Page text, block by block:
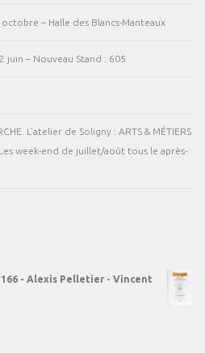
– Halle des Blancs-Manteaux
juin – Nouveau Stand : 605
L’atelier de Soligny : ARTS & MÉTIERS
Les week-end de juillet/août tous le après-
- Alexis Pelletier - Vincent